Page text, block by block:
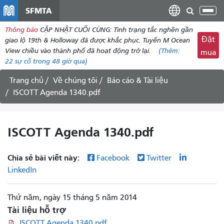
dung
SFMTA
Thông báo CẬP NHẬT CUỐI CÙNG: Tình trạng tắc nghẽn gần
giao lộ 19th & Holloway đã được khắc phục. Tuyến M Ocean
View chiều vào thành phố đã hoạt động trở lại.
(Thêm:
22 sự cố trong 48 giờ qua)
Đặt
mua
Trang chủ Về chúng tôi
Báo cáo & Tài liệu
ISCOTT Agenda 1340.pdf
ISCOTT Agenda 1340.pdf
Chia sẻ bài viết này: Facebook
Twitter
LinkedIn
Thứ năm, ngày 15 tháng 5 năm 2014
Tài liệu hỗ trợ